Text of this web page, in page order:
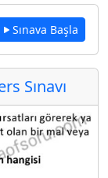
Sınava Başla
Sınavı